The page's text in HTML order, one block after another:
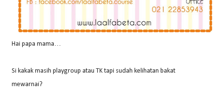
Hai papa mama…
Si kakak masih playgroup atau TK tapi sudah kelihatan bakat
mewarnai?